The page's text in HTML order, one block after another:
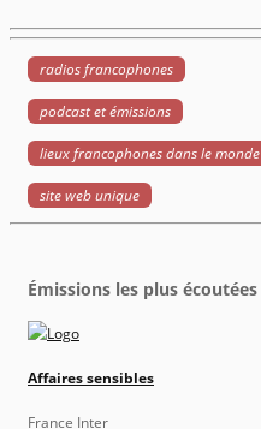
radios francophones
podcast et émissions
lieux francophones dans le monde
site web unique
Émissions les plus écoutées
Affaires sensibles
France Inter